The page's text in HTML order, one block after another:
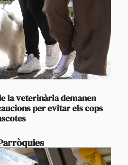
la veterinària demanen
per evitar els cops